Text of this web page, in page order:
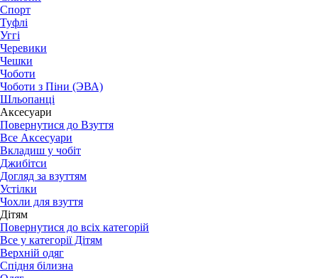
Спорт
Туфлі
Уггі
Черевики
Чешки
Чоботи
Чоботи з Піни (ЭВА)
Шльопанці
Аксесуари
Повернутися до Взуття
Все Аксесуари
Вкладиш у чобіт
Джибітси
Догляд за взуттям
Устілки
Чохли для взуття
Дітям
Повернутися до всіх категорій
Все у категорії Дітям
Верхній одяг
Спідня білизна